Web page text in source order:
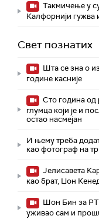
Такмичење у
Калфорнији гужва
Свет познатих
Шта се зна о
године касније
Сто година од
глумца који је и
остао насмејан
И њему треба
као фотограф на
Јелисавета
као брат, Џон
Шон Бин за
уживао сам и